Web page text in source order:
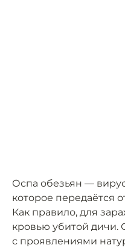
Оспа обезьян —
которое передаётся
Как правило, для
кровью убитой
с проявлениями